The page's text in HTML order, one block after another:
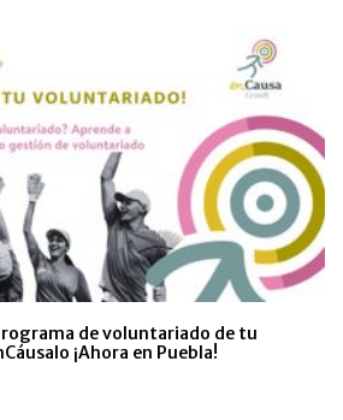
de voluntariado de tu
¡Ahora en Puebla!